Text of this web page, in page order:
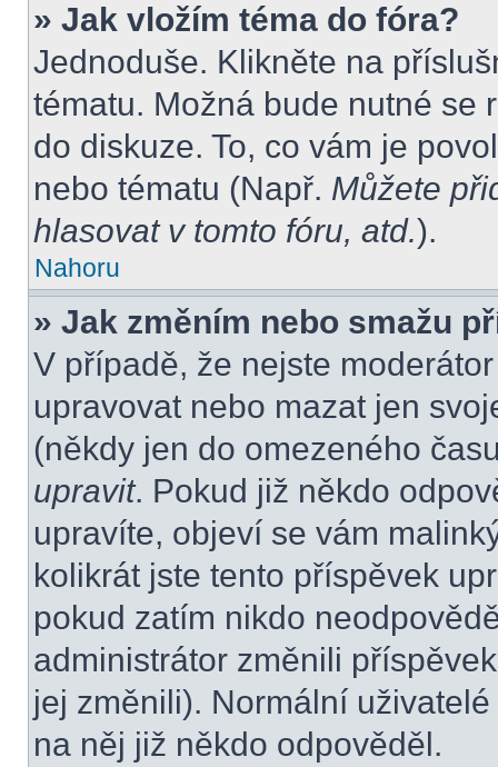
» Jak vložím téma do fóra?
Jednoduše. Klikněte na
tématu. Možná bude nutné se
do diskuze. To, co vám je
nebo tématu (Např. Můžete
hlasovat v tomto fóru, atd.).
Nahoru
» Jak změním nebo smažu
V případě, že nejste
upravovat nebo mazat jen
(někdy jen do omezeného
upravit. Pokud již někdo
upravíte, objeví se vám
kolikrát jste tento příspěvek
pokud zatím nikdo
administrátor změnili
jej změnili). Normální
na něj již někdo odpověděl.